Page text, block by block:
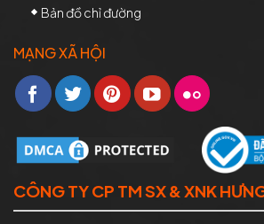
Bản đồ chỉ đường
MẠNG XÃ HỘI
CÔNG TY CP TM SX & XNK